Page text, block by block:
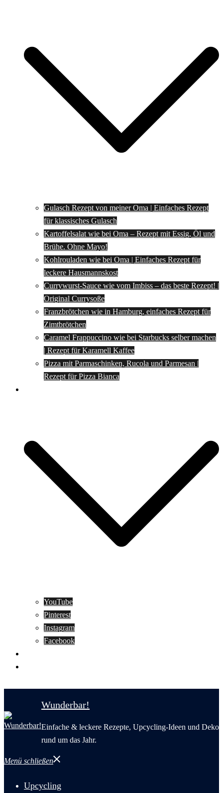
Gulasch Rezept von meiner Oma | Einfaches Rezept
für klassisches Gulasch
Kartoffelsalat wie bei Oma – Rezept mit Essig, Öl und
Brühe. Ohne Mayo!
Kohlrouladen wie bei Oma | Einfaches Rezept für
leckere Hausmannskost
Currywurst-Sauce wie vom Imbiss – das beste Rezept! |
Original Currysoße
Franzbrötchen wie in Hamburg, einfaches Rezept für
Zimtbrötchen
Caramel Frappuccino wie bei Starbucks selber machen
| Rezept für Karamell Kaffee
Pizza mit Parmaschinken, Rucola und Parmesan |
Rezept für Pizza Bianca
YouTube
Pinterest
Instagram
Facebook
Wunderbar!
Einfache & leckere Rezepte, Upcycling-Ideen und Deko
rund um das Jahr.
Menü schließen
Upcycling